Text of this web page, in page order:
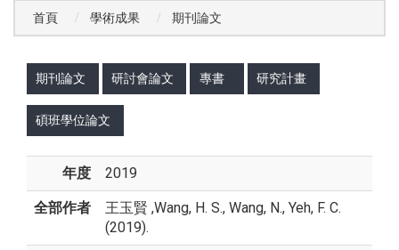
首頁 學術成果 期刊論文
期刊論文 研討會論文 專書 研究計畫
碩班學位論文
年度 2019
全部作者 王玉賢 ,Wang, H. S., Wang, N., Yeh, F. C.
(2019).